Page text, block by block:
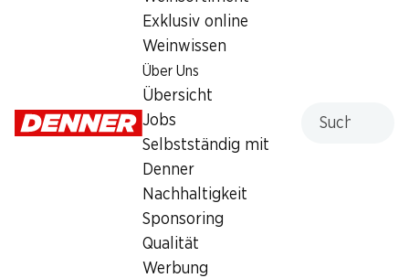
Exklusiv online
Weinwissen
Über Uns
Übersicht
Jobs
Selbstständig mit
Denner
Nachhaltigkeit
Sponsoring
Qualität
Werbung
26%
1.95statt 2.65
Casa Azzurra Burrata
Cremo Mutschli